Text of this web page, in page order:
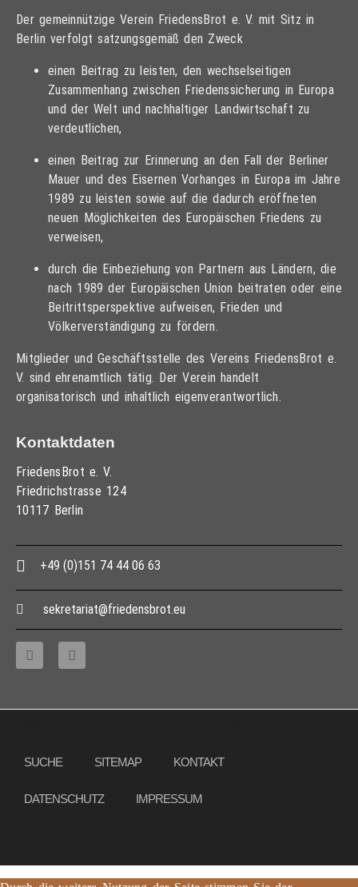
Der gemeinnützige Verein FriedensBrot e. V. mit Sitz in
Berlin verfolgt satzungsgemäß den Zweck
einen Beitrag zu leisten, den wechselseitigen
Zusammenhang zwischen Friedenssicherung in Europa
und der Welt und nachhaltiger Landwirtschaft zu
verdeutlichen,
einen Beitrag zur Erinnerung an den Fall der Berliner
Mauer und des Eisernen Vorhanges in Europa im Jahre
1989 zu leisten sowie auf die dadurch eröffneten
neuen Möglichkeiten des Europäischen Friedens zu
verweisen,
durch die Einbeziehung von Partnern aus Ländern, die
nach 1989 der Europäischen Union beitraten oder eine
Beitrittsperspektive aufweisen, Frieden und
Völkerverständigung zu fördern.
Mitglieder und Geschäftsstelle des Vereins FriedensBrot e.
V. sind ehrenamtlich tätig. Der Verein handelt
organisatorisch und inhaltlich eigenverantwortlich.
Kontaktdaten
FriedensBrot e. V.
Friedrichstrasse 124
10117 Berlin
+49 (0)151 74 44 06 63
sekretariat@friedensbrot.eu
SUCHE SITEMAP KONTAKT
DATENSCHUTZ IMPRESSUM